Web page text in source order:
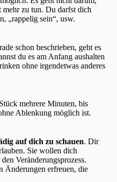
zu tun. Du darfst dich
„rappelig sein“, usw.
schon beschrieben, geht es
du es am Anfang aushalten
ohne irgendetwas anderes
mehrere Minuten, bis
Ablenkung möglich ist.
auf dich zu schauen. Dir
Sie wollen dich
Veränderungsprozess.
Änderungen erfreuen, die